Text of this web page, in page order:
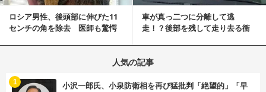
ロシア男性、後頭部に伸びた11
センチの角を除去 医師も驚愕
車が真っ二つに分離して逃
走！？後部を残して走り去る衝
人気の記事
小沢一郎氏、小泉防衛相を再び猛批判「絶望的」「早
1